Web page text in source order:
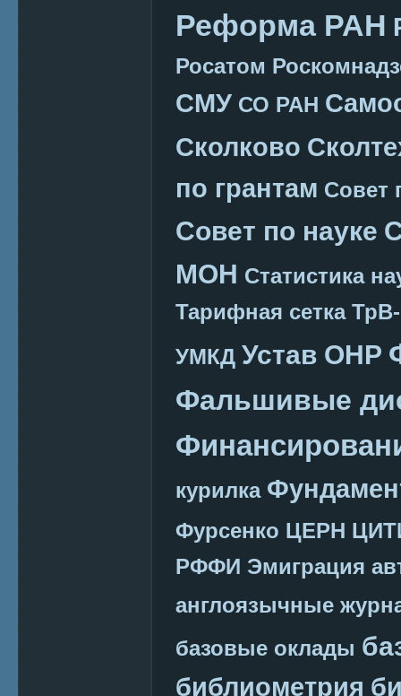
Реформа РАН
Росатом
СМУ СО РАН
Сколково
по грантам Совет
Совет по науке
МОН Статистика
Тарифная сетка
УМКД Устав ОНР
Фальшивые
курилка
Фурсенко ЦЕРН
РФФИ Эмиграция
англоязычные
базовые оклады
библиометрия